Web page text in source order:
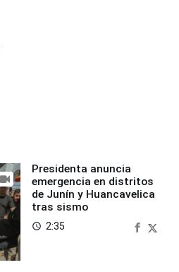
Presidenta anuncia
emergencia en distritos
de Junín y Huancavelica
tras sismo
access_time 2:35